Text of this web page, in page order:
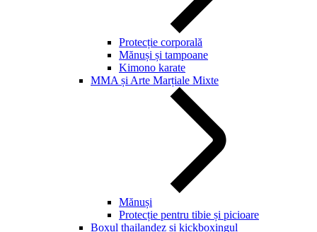
Protecție corporală
Mănuși și tampoane
Kimono karate
MMA și Arte Marțiale Mixte
Mănuși
Protecție pentru tibie și picioare
Boxul thailandez și kickboxingul